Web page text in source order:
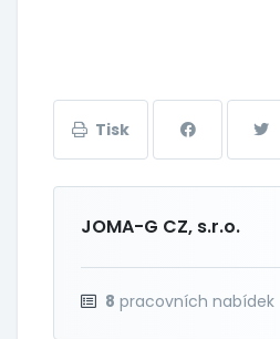
Tisk
JOMA-G CZ, s.r.o.
8 pracovních nabídek